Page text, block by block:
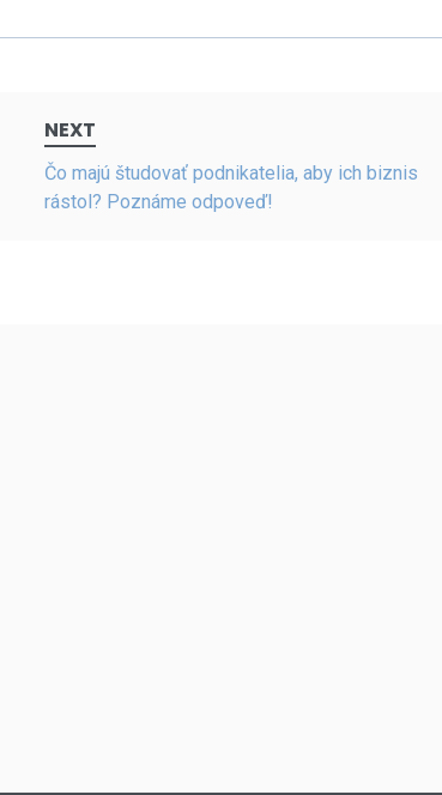
NEXT
Čo majú študovať podnikatelia, aby ich biznis
rástol? Poznáme odpoveď!